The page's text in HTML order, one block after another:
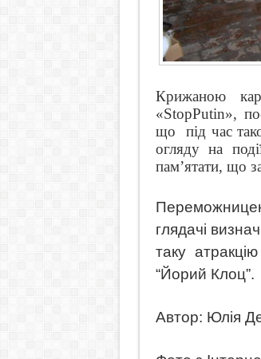
Крижаною
«StopPutin»,
що
під час
огляду на
пам’ятати, що
глядачі
таку
“Йорий Клоц”.
Автор: Юлія